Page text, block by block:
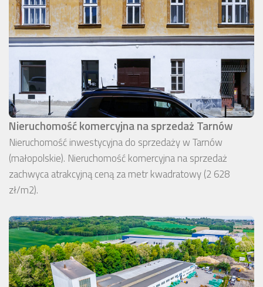
Nieruchomość komercyjna na sprzedaż Tarnów
Nieruchomość inwestycyjna do sprzedaży w Tarnów
(małopolskie). Nieruchomość komercyjna na sprzedaż
zachwyca atrakcyjną ceną za metr kwadratowy (2 628
zł/m2).